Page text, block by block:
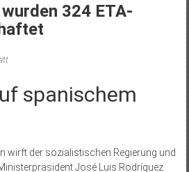
324 ETA-
spanischem
wirft der sozialistischen Regierung und
José Luis Rodríguez